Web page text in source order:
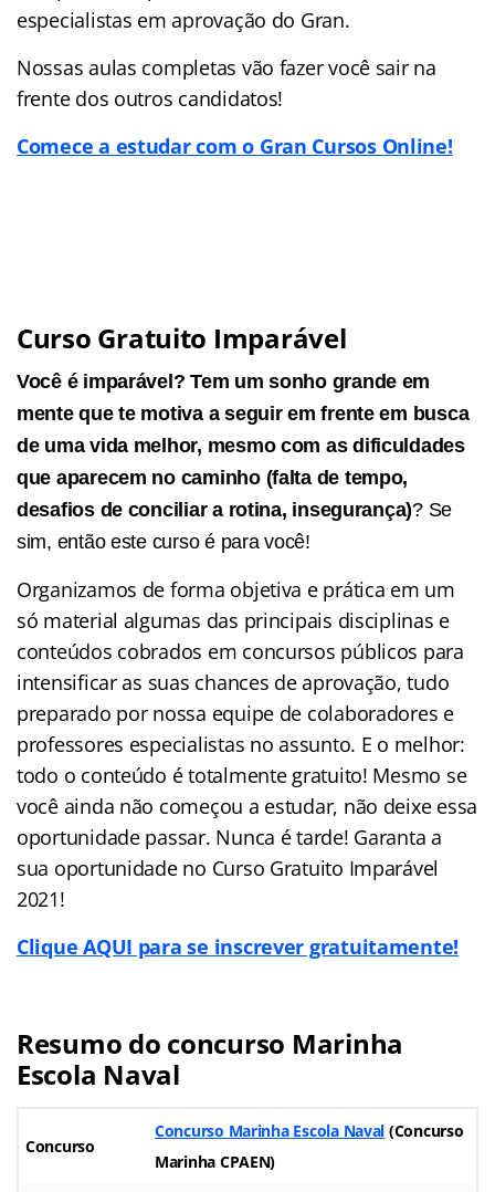
especialistas em aprovação do Gran.
Nossas aulas completas vão fazer você sair na
frente dos outros candidatos!
Comece a estudar com o Gran Cursos Online!
Curso Gratuito Imparável
Você é imparável? Tem um sonho grande em
mente que te motiva a seguir em frente em busca
de uma vida melhor, mesmo com as dificuldades
que aparecem no caminho (falta de tempo,
desafios de conciliar a rotina, insegurança)? Se
sim, então este curso é para você!
Organizamos de forma objetiva e prática em um
só material algumas das principais disciplinas e
conteúdos cobrados em concursos públicos para
intensificar as suas chances de aprovação, tudo
preparado por nossa equipe de colaboradores e
professores especialistas no assunto. E o melhor:
todo o conteúdo é totalmente gratuito! Mesmo se
você ainda não começou a estudar, não deixe essa
oportunidade passar. Nunca é tarde! Garanta a
sua oportunidade no Curso Gratuito Imparável
2021!
Clique AQUI para se inscrever gratuitamente!
Resumo do concurso Marinha
Escola Naval
Concurso
Concurso Marinha Escola Naval (Concurso
Marinha CPAEN)